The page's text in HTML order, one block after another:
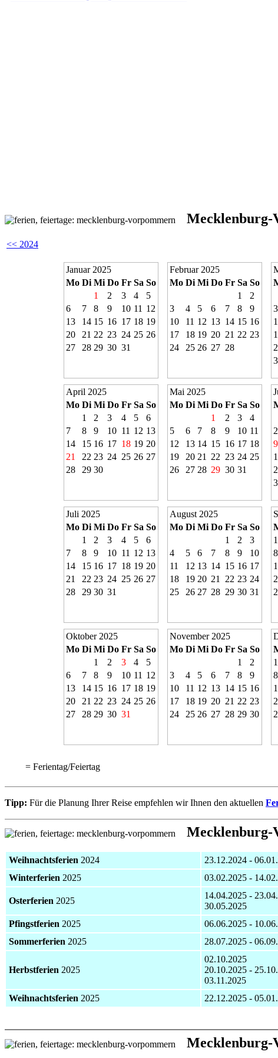
Mecklenburg-
<< 2024
Januar 2025
Mo Di Mi Do Fr Sa So
1
2 3 4
5
6
7 8 9 10 11 12
13
14 15 16 17 18 19
20
21 22 23 24 25 26
27
28 29 30 31
Februar 2025
Mo Di Mi Do Fr Sa So
1
2
3
4 5 6 7 8
9
10
11 12 13 14 15 16
17
18 19 20 21 22 23
24
25 26 27 28
3
April 2025
Mo Di Mi Do Fr Sa So
1
2 3 4 5
6
7
8 9 10 11 12 13
14
15 16 17 18 19 20
21
22 23 24 25 26 27
28
29 30
Mai 2025
Mo Di Mi Do Fr Sa So
1
2 3
4
5
6 7 8 9 10 11
12
13 14 15 16 17 18
19
20 21 22 23 24 25
26
27 28 29 30 31
2
9
Juli 2025
Mo Di Mi Do Fr Sa So
1
2 3 4 5
6
7
8 9 10 11 12 13
14
15 16 17 18 19 20
21
22 23 24 25 26 27
28
29 30 31
August 2025
Mo Di Mi Do Fr Sa So
1
2
3
4
5 6 7 8 9
10
11
12 13 14 15 16 17
18
19 20 21 22 23 24
25
26 27 28 29 30 31
1
8
Oktober 2025
Mo Di Mi Do Fr Sa So
1
2 3 4
5
6
7 8 9 10 11 12
13
14 15 16 17 18 19
20
21 22 23 24 25 26
27
28 29 30 31
November 2025
Mo Di Mi Do Fr Sa So
1
2
3
4 5 6 7 8
9
10
11 12 13 14 15 16
17
18 19 20 21 22 23
24
25 26 27 28 29 30
1
8
= Ferientag/Feiertag
Tipp: Für die Planung Ihrer Reise empfehlen wir Ihnen den aktuellen
Mecklenburg-
Weihnachtsferien 2024 23.12.2024 -
Winterferien 2025 03.02.2025 -
Osterferien 2025
14.04.2025 -
30.05.2025
Pfingstferien 2025 06.06.2025 -
Sommerferien 2025 28.07.2025 -
Herbstferien 2025
02.10.2025
20.10.2025 -
03.11.2025
Weihnachtsferien 2025 22.12.2025 -
Mecklenburg-